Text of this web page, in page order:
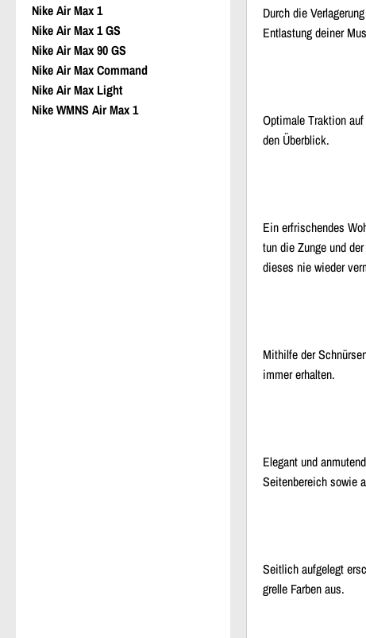
Nike Air Max 1
Nike Air Max 1 GS
Nike Air Max 90 GS
Nike Air Max Command
Nike Air Max Light
Nike WMNS Air Max 1
Durch die
Entlastung deiner
Optimale Traktion
den Überblick.
Ein erfrischendes
tun die Zunge und
dieses nie wieder
Mithilfe der
immer erhalten.
Elegant und
Seitenbereich sowie
Seitlich aufgelegt
grelle Farben aus.